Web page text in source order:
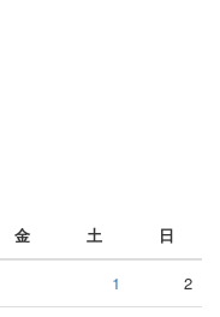
金 土 日
1 2